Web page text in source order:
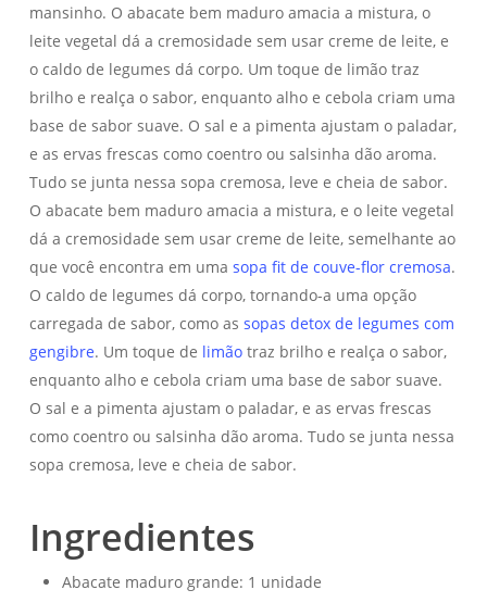
mansinho. O abacate bem maduro amacia a mistura, o
leite vegetal dá a cremosidade sem usar creme de leite, e
o caldo de legumes dá corpo. Um toque de limão traz
brilho e realça o sabor, enquanto alho e cebola criam uma
base de sabor suave. O sal e a pimenta ajustam o paladar,
e as ervas frescas como coentro ou salsinha dão aroma.
Tudo se junta nessa sopa cremosa, leve e cheia de sabor.
O abacate bem maduro amacia a mistura, e o leite vegetal
dá a cremosidade sem usar creme de leite, semelhante ao
que você encontra em uma sopa fit de couve-flor cremosa.
O caldo de legumes dá corpo, tornando-a uma opção
carregada de sabor, como as sopas detox de legumes com
gengibre. Um toque de limãotraz brilho e realça o sabor,
enquanto alho e cebola criam uma base de sabor suave.
O sal e a pimenta ajustam o paladar, e as ervas frescas
como coentro ou salsinha dão aroma. Tudo se junta nessa
sopa cremosa, leve e cheia de sabor.
Ingredientes
Abacate maduro grande: 1 unidade